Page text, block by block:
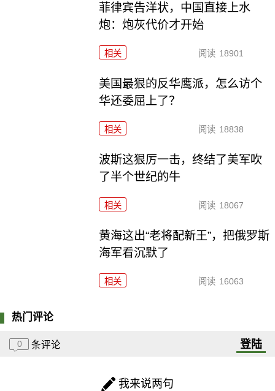
菲律宾告洋状，中国直接上水
炮：炮灰代价才开始
相关 阅读 18901
美国最狠的反华鹰派，怎么访个
华还委屈上了？
相关 阅读 18838
波斯这狠厉一击，终结了美军吹
了半个世纪的牛
相关 阅读 18067
黄海这出“老将配新王”，把俄罗斯
海军看沉默了
相关 阅读 16063
热门评论
0 条评论 登陆
我来说两句